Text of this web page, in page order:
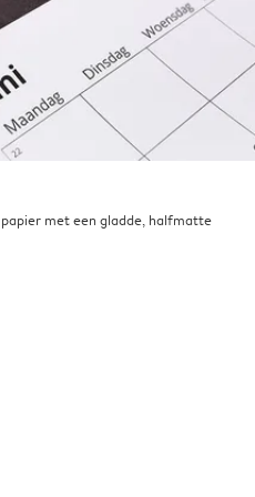
met een gladde, halfmatte